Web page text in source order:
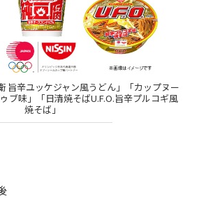
旨辛ユッケジャン風うどん」「カップヌー
ブ味」「日清焼そばU.F.O.旨辛プルコギ風
焼そば」